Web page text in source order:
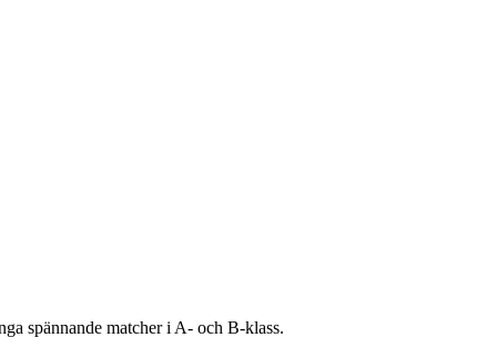
spännande matcher i A- och B-klass.